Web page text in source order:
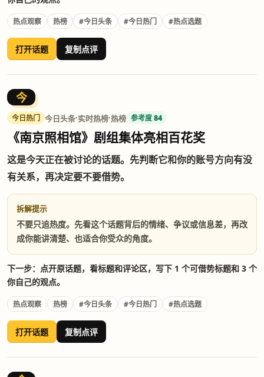
热点观察 热榜 #今日头条 #今日热门 #热点选题
打开话题 复制点评
今
今日热门 今日头条·实时热榜·热榜 参考度 84
《南京照相馆》剧组集体亮相百花奖
这是今天正在被讨论的话题。先判断它和你的账号方向有没
有关系，再决定要不要借势。
拆解提示
不要只追热度。先看这个话题背后的情绪、争议或信息差，再改
成你能讲清楚、也适合你受众的角度。
下一步：点开原话题，看标题和评论区，写下 1 个可借势标题和 3 个
你自己的观点。
热点观察 热榜 #今日头条 #今日热门 #热点选题
打开话题 复制点评